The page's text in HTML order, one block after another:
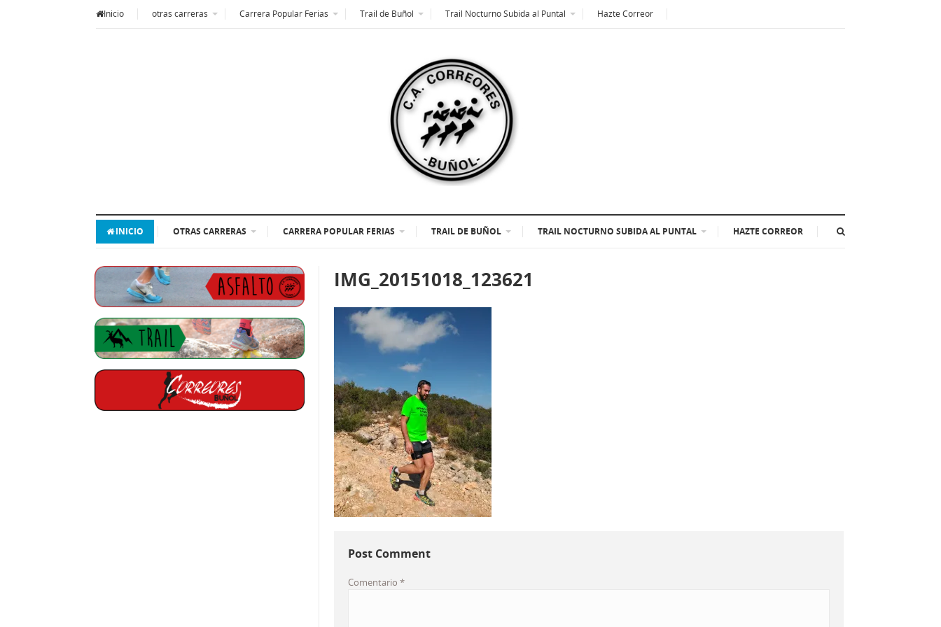
Inicio otras carreras Carrera Popular Ferias Trail de Buñol Trail Nocturno Subida al Puntal Hazte Correor
INICIO OTRAS CARRERAS CARRERA POPULAR FERIAS TRAIL DE BUÑOL TRAIL NOCTURNO SUBIDA AL PUNTAL HAZTE CORREOR
IMG_20151018_123621
Post Comment
Comentario *